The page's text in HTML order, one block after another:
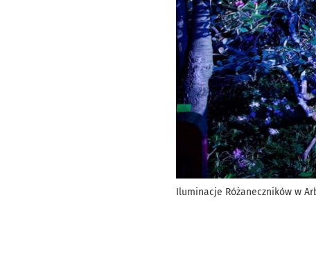
Iluminacje Różaneczników w